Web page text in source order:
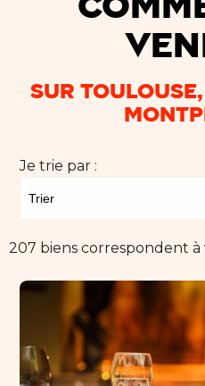
sur
Je trie par :
207 biens correspondent